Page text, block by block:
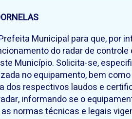
Municipal para que, por
do radar de controle
Município. Solicita-se,
no equipamento, bem
respectivos laudos e
informando se o
normas técnicas e legais